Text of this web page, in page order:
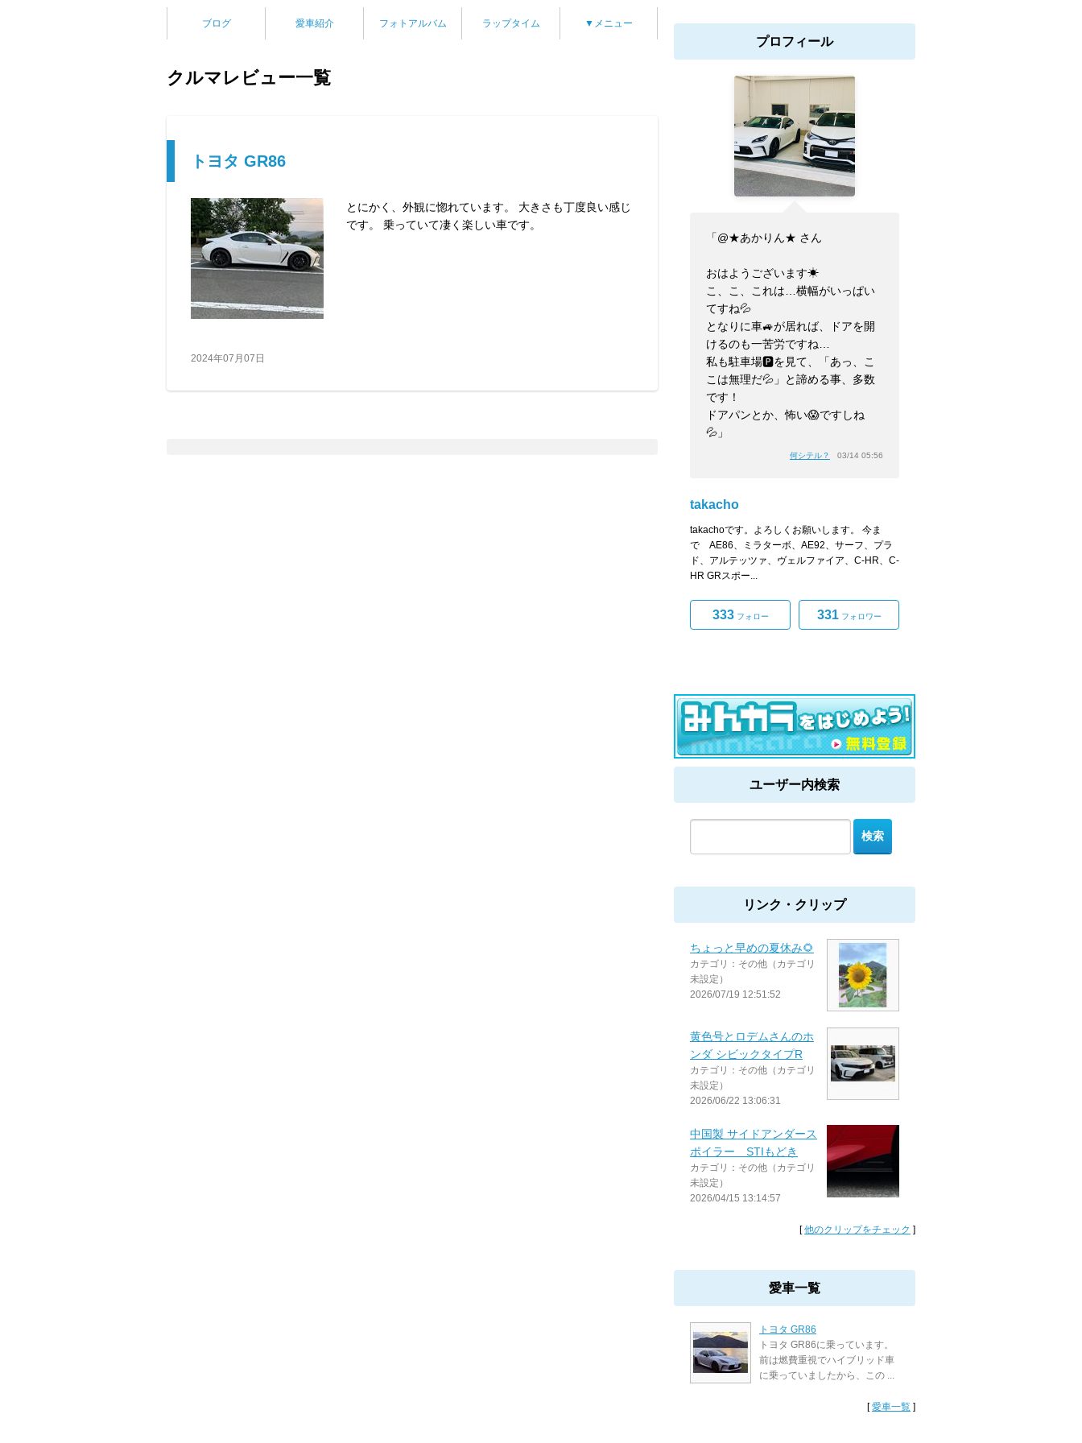
ブログ 愛車紹介 フォトアルバム ラップタイム ▼メニュー
クルマレビュー一覧
トヨタ GR86
とにかく、外観に惚れています。 大きさも丁度良い感じ
です。 乗っていて凄く楽しい車です。
2024年07月07日
プロフィール
「@★あかりん★ さん
おはようございます☀
こ、こ、これは…横幅がいっぱい
てすね💦
となりに車🚙が居れば、ドアを開
けるのも一苦労ですね…
私も駐車場🅿️を見て、「あっ、こ
こは無理だ💦」と諦める事、多数
です！
ドアパンとか、怖い😱ですしね
💦」
何シテル？ 03/14 05:56
takacho
takachoです。よろしくお願いします。 今ま
で AE86、ミラターボ、AE92、サーフ、プラ
ド、アルテッツァ、ヴェルファイア、C-HR、C-
HR GRスポー...
333フォロー 331フォロワー
ユーザー内検索
リンク・クリップ
ちょっと早めの夏休み🌻
カテゴリ：その他（カテゴリ
未設定）
2026/07/19 12:51:52
黄色号とロデムさんのホ
ンダ シビックタイプR
カテゴリ：その他（カテゴリ
未設定）
2026/06/22 13:06:31
中国製 サイドアンダース
ポイラー STIもどき
カテゴリ：その他（カテゴリ
未設定）
2026/04/15 13:14:57
[他のクリップをチェック ]
愛車一覧
トヨタ GR86
トヨタ GR86に乗っています。
前は燃費重視でハイブリッド車
に乗っていましたから、この ...
[愛車一覧 ]